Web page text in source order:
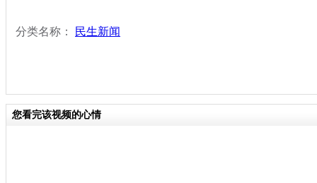
分类名称： 民生新闻
您看完该视频的心情